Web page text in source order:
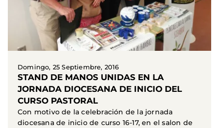
Domingo, 25 Septiembre, 2016
STAND DE MANOS UNIDAS EN LA
JORNADA DIOCESANA DE INICIO DEL
CURSO PASTORAL
Con motivo de la celebración de la jornada
diocesana de inicio de curso 16-17, en el salon de